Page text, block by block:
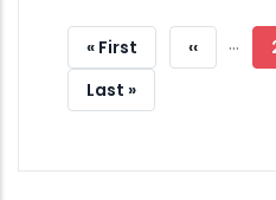
Pagination
First
Page
« First
Previous
‹‹ …
Last
Last »